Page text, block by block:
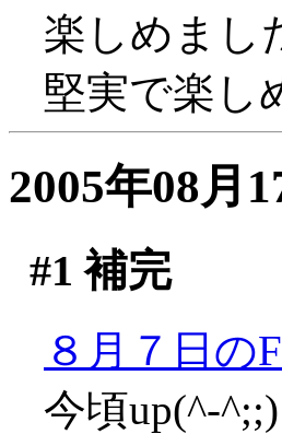
楽しめまし
堅実で楽し
2005年08月
#1 補完
８月７日の
今頃up(^-^;;)